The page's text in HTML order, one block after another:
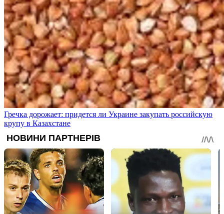
Гречка дорожает: придется ли Украине закупать российскую
крупу в Казахстане